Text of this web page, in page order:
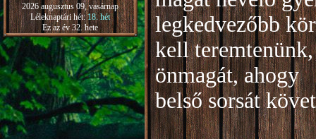
2026 augusztus 09, vasárnap
Léleknaptári hét:18. hét
Ez az év 32. hete
legkedvezőbb
kell
önmagát, ahogy
belső sorsát